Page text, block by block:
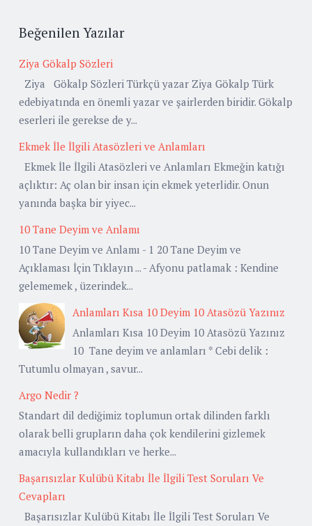
Beğenilen Yazılar
Ziya Gökalp Sözleri
Ziya Gökalp Sözleri Türkçü yazar Ziya Gökalp Türk
edebiyatında en önemli yazar ve şairlerden biridir. Gökalp
eserleri ile gerekse de y...
Ekmek İle İlgili Atasözleri ve Anlamları
Ekmek İle İlgili Atasözleri ve Anlamları Ekmeğin katığı
açlıktır: Aç olan bir insan için ekmek yeterlidir. Onun
yanında başka bir yiyec...
10 Tane Deyim ve Anlamı
10 Tane Deyim ve Anlamı - 1 20 Tane Deyim ve
Açıklaması İçin Tıklayın ... - Afyonu patlamak : Kendine
gelememek , üzerindek...
Anlamları Kısa 10 Deyim 10 Atasözü Yazınız
Anlamları Kısa 10 Deyim 10 Atasözü Yazınız
10 Tane deyim ve anlamları * Cebi delik :
Tutumlu olmayan , savur...
Argo Nedir ?
Standart dil dediğimiz toplumun ortak dilinden farklı
olarak belli grupların daha çok kendilerini gizlemek
amacıyla kullandıkları ve herke...
Başarısızlar Kulübü Kitabı İle İlgili Test Soruları Ve
Cevapları
Başarısızlar Kulübü Kitabı İle İlgili Test Soruları Ve